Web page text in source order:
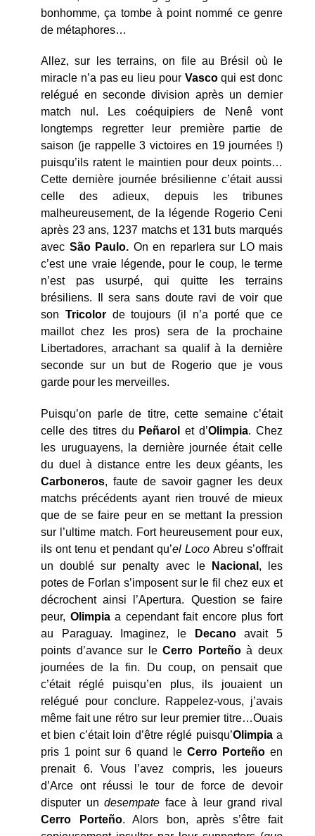
bonhomme, ça tombe à point nommé ce genre
de métaphores…
Allez, sur les terrains, on file au Brésil où le
miracle n’a pas eu lieu pour Vascoqui est donc
relégué en seconde division après un dernier
match nul. Les coéquipiers de Nenê vont
longtemps regretter leur première partie de
saison (je rappelle 3 victoires en 19 journées !)
puisqu’ils ratent le maintien pour deux points…
Cette dernière journée brésilienne c’était aussi
celle des adieux, depuis les tribunes
malheureusement, de la légende Rogerio Ceni
après 23 ans, 1237 matchs et 131 buts marqués
avec São Paulo. On en reparlera sur LO mais
c’est une vraie légende, pour le coup, le terme
n’est pas usurpé, qui quitte les terrains
brésiliens. Il sera sans doute ravi de voir que
son Tricolorde toujours (il n’a porté que ce
maillot chez les pros) sera de la prochaine
Libertadores, arrachant sa qualif à la dernière
seconde sur un but de Rogerio que je vous
garde pour les merveilles.
Puisqu’on parle de titre, cette semaine c’était
celle des titres du Peñarol et d’Olimpia. Chez
les uruguayens, la dernière journée était celle
du duel à distance entre les deux géants, les
Carboneros, faute de savoir gagner les deux
matchs précédents ayant rien trouvé de mieux
que de se faire peur en se mettant la pression
sur l’ultime match. Fort heureusement pour eux,
ils ont tenu et pendant qu’el Loco Abreu s’offrait
un doublé sur penalty avec le
Nacional , les
potes de Forlan s’imposent sur le fil chez eux et
décrochent ainsi l’Apertura. Question se faire
peur, Olimpiaa cependant fait encore plus fort
au Paraguay. Imaginez, le
Decanoavait 5
points d’avance sur leCerro Porteñoà deux
journées de la fin. Du coup, on pensait que
c’était réglé puisqu’en plus, ils jouaient un
relégué pour conclure. Rappelez-vous, j’avais
même fait une rétro sur leur premier titre…Ouais
et bien c’était loin d’être réglé puisqu’Olimpiaa
pris 1 point sur 6 quand le Cerro Porteño en
prenait 6. Vous l’avez compris, les joueurs
d’Arce ont réussi le tour de force de devoir
disputer undesempate face à leur grand rival
Cerro Porteño. Alors bon, après s’être fait